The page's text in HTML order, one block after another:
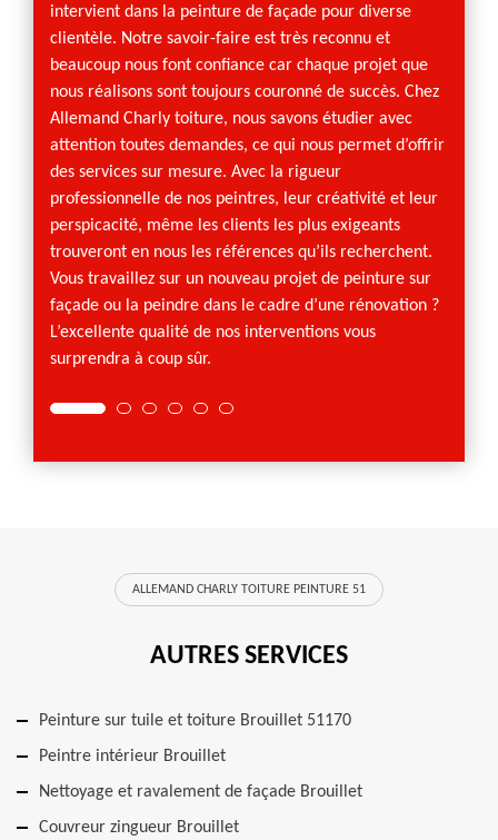
intervient dans la peinture de façade pour diverse
clientèle. Notre savoir-faire est très reconnu et
beaucoup nous font confiance car chaque projet que
nous réalisons sont toujours couronné de succès. Chez
Allemand Charly toiture, nous savons étudier avec
attention toutes demandes, ce qui nous permet d’offrir
des services sur mesure. Avec la rigueur
professionnelle de nos peintres, leur créativité et leur
perspicacité, même les clients les plus exigeants
trouveront en nous les références qu’ils recherchent.
Vous travaillez sur un nouveau projet de peinture sur
façade ou la peindre dans le cadre d’une rénovation ?
L’excellente qualité de nos interventions vous
surprendra à coup sûr.
ALLEMAND CHARLY TOITURE PEINTURE 51
AUTRES SERVICES
Peinture sur tuile et toiture Brouillet 51170
Peintre intérieur Brouillet
Nettoyage et ravalement de façade Brouillet
Couvreur zingueur Brouillet